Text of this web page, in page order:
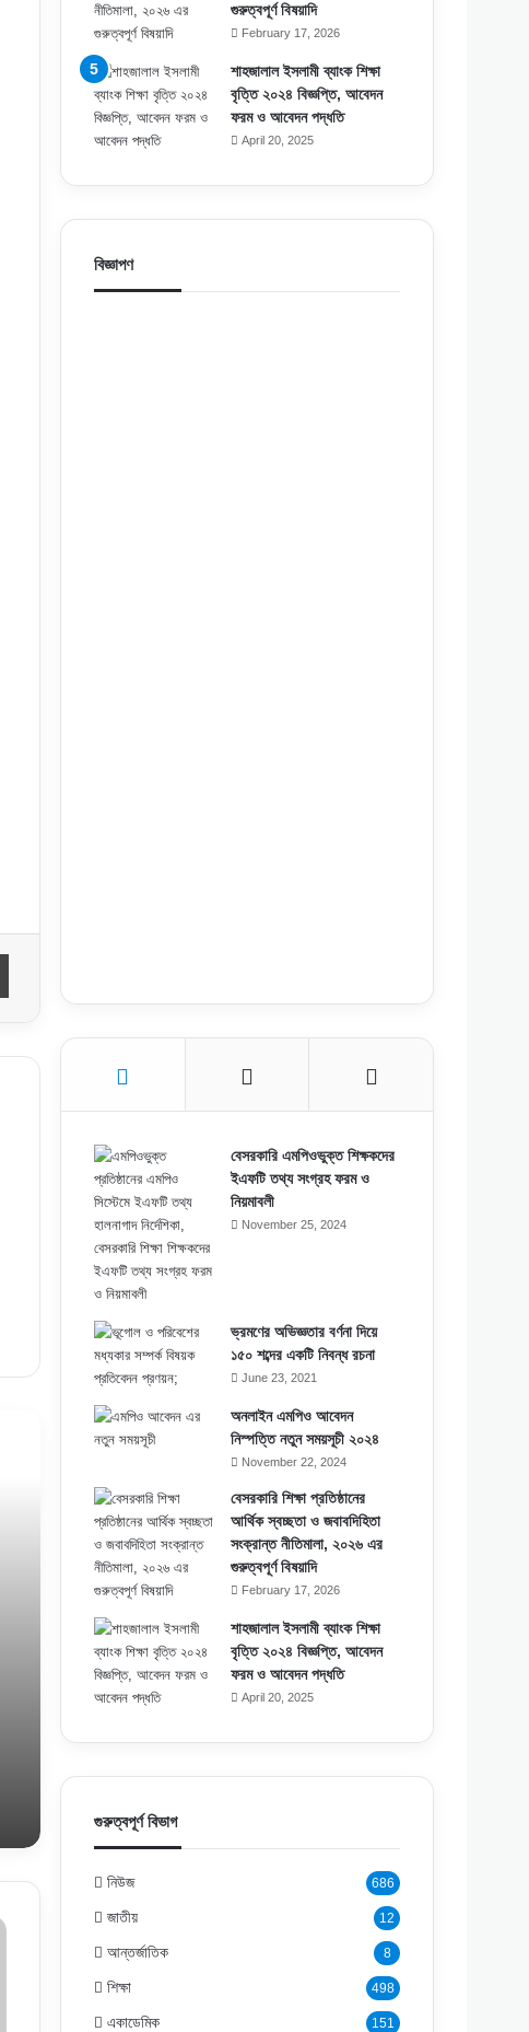
Print
গুরুত্বপূর্ণ বিষয়াদি
February 17, 2026
শাহজালাল ইসলামী ব্যাংক শিক্ষা
বৃত্তি ২০২৪ বিজ্ঞপ্তি, আবেদন
ফরম ও আবেদন পদ্ধতি
April 20, 2025
বিজ্ঞাপণ
বেসরকারি এমপিওভুক্ত শিক্ষকদের
ইএফটি তথ্য সংগ্রহ ফরম ও
নিয়মাবলী
November 25, 2024
ভ্রমণের অভিজ্ঞতার বর্ণনা দিয়ে
১৫০ শব্দের একটি নিবন্ধ রচনা
June 23, 2021
অনলাইন এমপিও আবেদন
নিস্পত্তি নতুন সময়সূচী ২০২৪
November 22, 2024
বেসরকারি শিক্ষা প্রতিষ্ঠানের
আর্থিক স্বচ্ছতা ও জবাবদিহিতা
সংক্রান্ত নীতিমালা, ২০২৬ এর
গুরুত্বপূর্ণ বিষয়াদি
February 17, 2026
শাহজালাল ইসলামী ব্যাংক শিক্ষা
বৃত্তি ২০২৪ বিজ্ঞপ্তি, আবেদন
ফরম ও আবেদন পদ্ধতি
April 20, 2025
গুরুত্বপূর্ণ বিভাগ
নিউজ 686
জাতীয় 12
আন্তর্জাতিক 8
শিক্ষা 498
একাডেমিক 151